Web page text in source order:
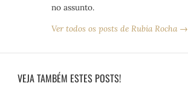
no assunto.
Ver todos os posts de Rubia Rocha →
VEJA TAMBÉM ESTES POSTS!